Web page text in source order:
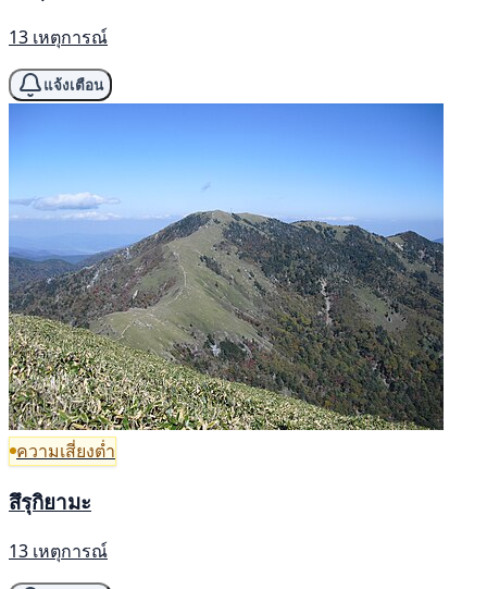
13 เหตุการณ์
แจ้งเตือน
ความเสี่ยงต่ำ
สึรุกิยามะ
13 เหตุการณ์